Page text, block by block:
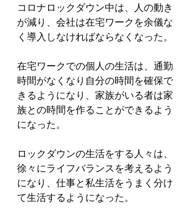
コロナロックダウン中は、人の動き
が減り、会社は在宅ワークを余儀な
く導入しなければならなくなった。
在宅ワークでの個人の生活は、通勤
時間がなくなり自分の時間を確保で
きるようになり、家族がいる者は家
族との時間を作ることができるよう
になった。
ロックダウンの生活をする人々は、
徐々にライフバランスを考えるよう
になり、仕事と私生活をうまく分け
て生活するようになった。